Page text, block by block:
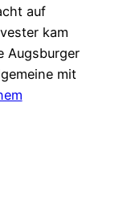
auf
kam
Augsburger
mit